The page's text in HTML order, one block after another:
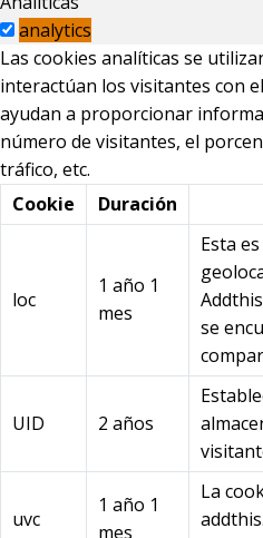
analytics
Las cookies analíticas se
interactúan los visitantes con
ayudan a proporcionar
número de visitantes, el
tráfico, etc.
Cookie
Duración
loc
1 año 1
mes
Esta
se
UID 2 años
uvc
1 año 1
mes
La